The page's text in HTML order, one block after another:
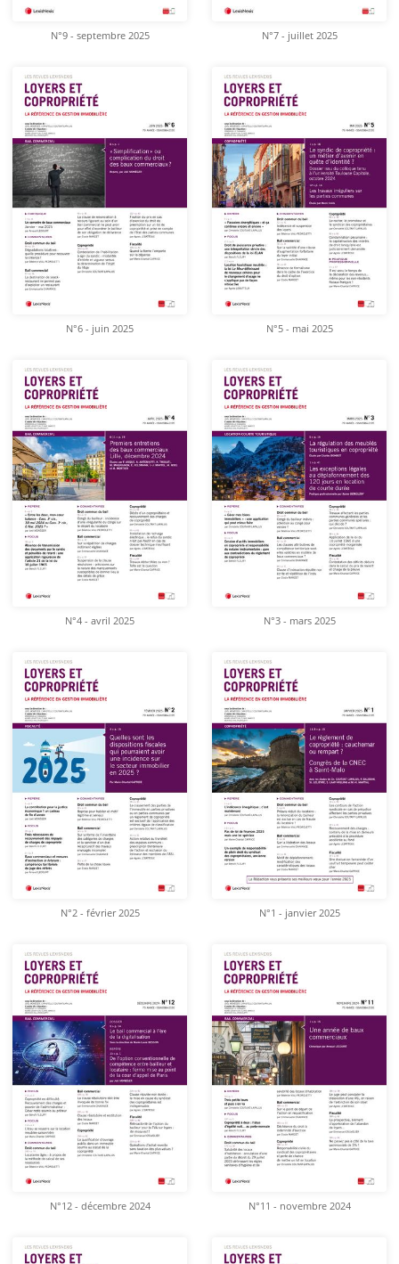
N°9 - septembre 2025 N°7 - juillet 2025
N°6 - juin 2025 N°5 - mai 2025
N°4 - avril 2025 N°3 - mars 2025
N°2 - février 2025 N°1 - janvier 2025
N°12 - décembre 2024 N°11 - novembre 2024